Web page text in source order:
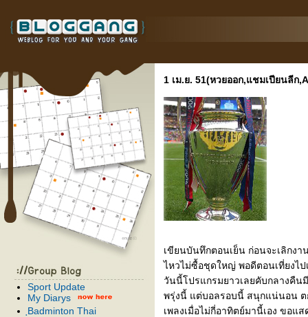
Sport Update
My Diarys
ฺBadminton Thai
1 เม.ย. 51(หวยออก,แชมเปียนลีก
เขียนบันทึกตอนเย็น ก่อนจะเลิกง
ไหวไม่ซื้อชุดใหญ่ พอดีตอนเที่ยงไ
วันนี้โปรแกรมยาวเลยคับกลางคืน
พรุ่งนี้ แต่บอลรอบนี้ สนุกแน่นอน ตก
เพลงเมื่อไม่กี่อาทิตย์มานี้เอง ขอแ